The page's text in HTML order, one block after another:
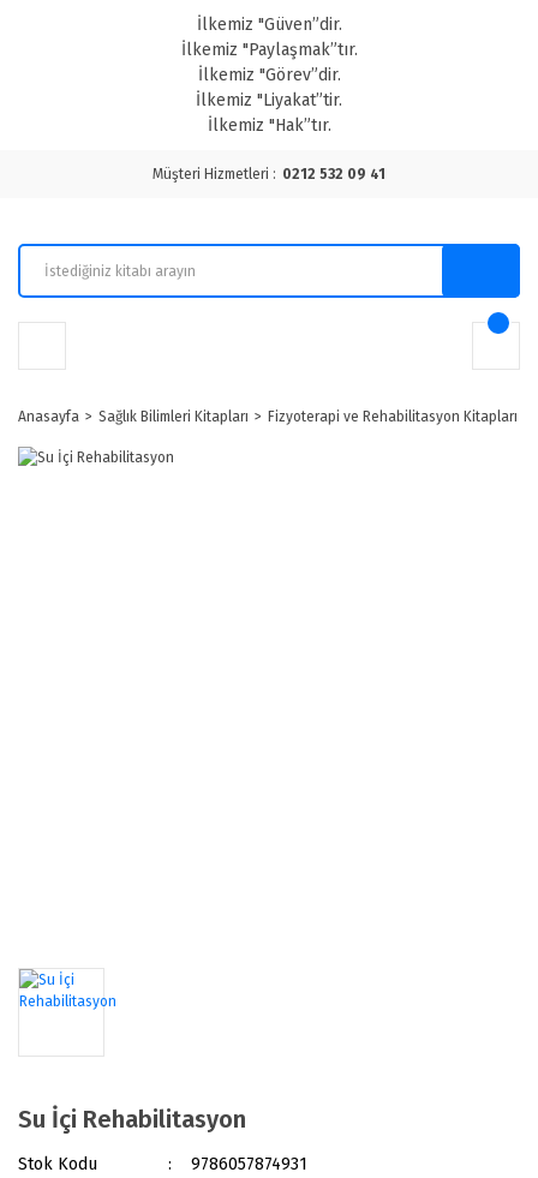
İlkemiz "Güven”dir.
İlkemiz "Paylaşmak”tır.
İlkemiz "Görev”dir.
İlkemiz "Liyakat”tir.
İlkemiz "Hak”tır.
Müşteri Hizmetleri : 0212 532 09 41
Anasayfa Sağlık Bilimleri Kitapları Fizyoterapi ve Rehabilitasyon Kitapları
Su İçi Rehabilitasyon
Stok Kodu
9786057874931